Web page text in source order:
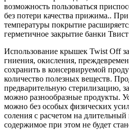
возможность пользоваться
без потери качества прижима..
температуры покрытие
герметичное закрытие банки
Использование крышек Twist Off
гниения, окисления,
сохранить в консервируемой
количество полезных веществ.
предварительную стерилизацию,
можно разнообразные продукты.
можно без особых физических
соления с расчетом на
содержимое при этом не будет